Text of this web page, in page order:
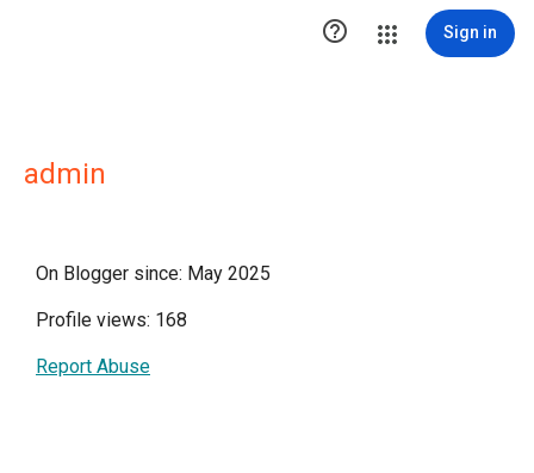
 Sign in
admin
On Blogger since: May 2025
Profile views: 168
Report Abuse